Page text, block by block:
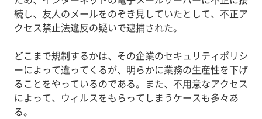
続し、友人のメールをのぞき見していたとして、不正ア
クセス禁止法違反の疑いで逮捕された。
どこまで規制するかは、その企業のセキュリティポリシ
ーによって違ってくるが、明らかに業務の生産性を下げ
ることをやっているのである。また、不用意なアクセス
によって、ウィルスをもらってしまうケースも多々あ
る。